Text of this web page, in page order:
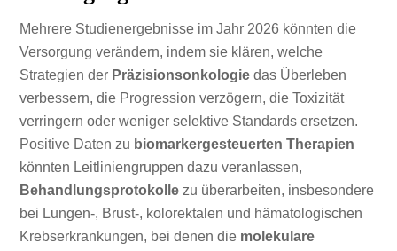
Mehrere Studienergebnisse im Jahr 2026 könnten die
Versorgung verändern, indem sie klären, welche
Strategien der Präzisionsonkologie das Überleben
verbessern, die Progression verzögern, die Toxizität
verringern oder weniger selektive Standards ersetzen.
Positive Daten zu biomarkergesteuerten Therapien
könnten Leitliniengruppen dazu veranlassen,
Behandlungsprotokolle zu überarbeiten, insbesondere
bei Lungen-, Brust-, kolorektalen und hämatologischen
Krebserkrankungen, bei denen die molekulare